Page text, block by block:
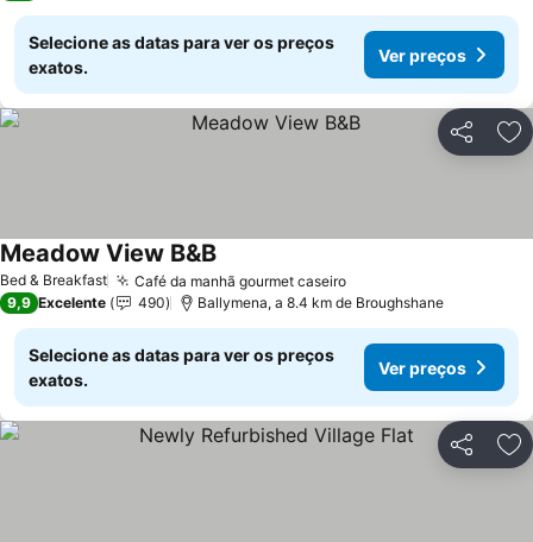
Selecione as datas para ver os preços
exatos.
Ver preços
Partilhar
Bed & Breakfast Café da manhã gourmet caseiroVer preços
Meadow View B&BVer preços
9,9 Excelente 490 Ballymena, a 8.4 km de Broughshane
Selecione as datas para ver os preços
exatos.
Ver preços
Partilhar